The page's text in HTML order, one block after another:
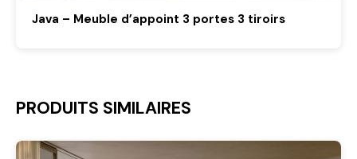
Java – Meuble d’appoint 3 portes 3 tiroirs
PRODUITS SIMILAIRES